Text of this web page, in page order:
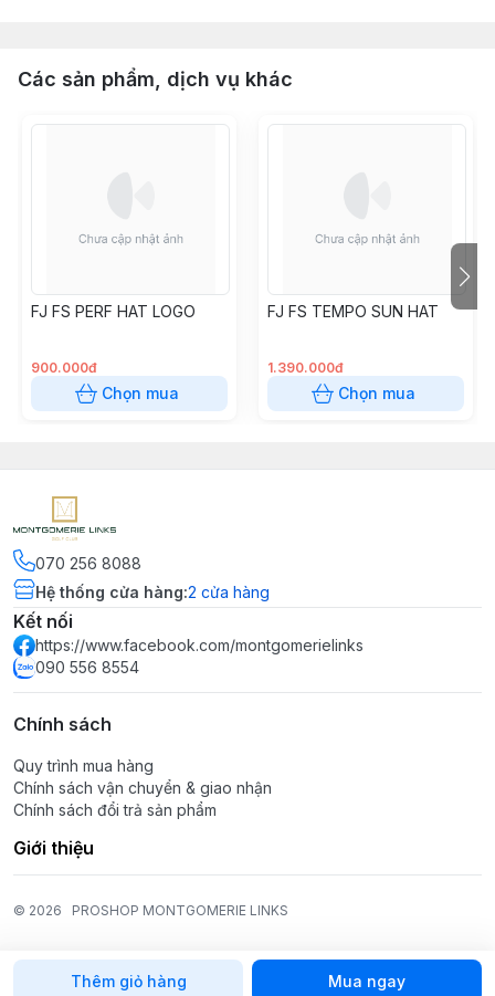
Thêm giỏ hàng Mua ngay
Các sản phẩm, dịch vụ khác
FJ FS PERF HAT LOGO
900.000đ
Chọn mua
FJ FS TEMPO SUN HAT
1.390.000đ
Chọn mua
070 256 8088
Hệ thống cửa hàng:2 cửa hàng
Kết nối
https://www.facebook.com/montgomerielinks
090 556 8554
Chính sách
Quy trình mua hàng
Chính sách vận chuyển & giao nhận
Chính sách đổi trả sản phẩm
Giới thiệu
© 2026 PROSHOP MONTGOMERIE LINKS